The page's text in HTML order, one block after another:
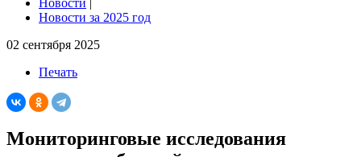
Новости |
Новости за 2025 год
02 сентября 2025
Печать
Мониторинговые исследования